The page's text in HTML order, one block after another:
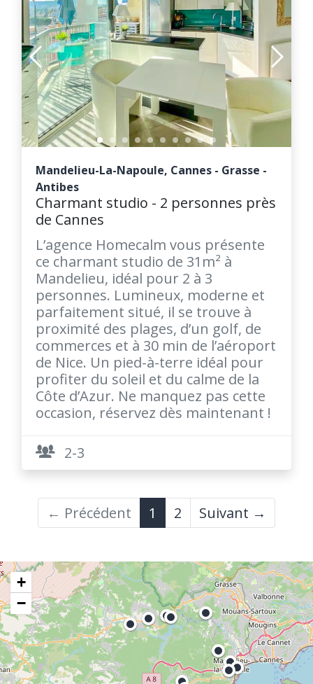
Mandelieu-La-Napoule, Cannes - Grasse -
Antibes
Charmant studio - 2 personnes près
de Cannes
L’agence Homecalm vous présente
ce charmant studio de 31m² à
Mandelieu, idéal pour 2 à 3
personnes. Lumineux, moderne et
parfaitement situé, il se trouve à
proximité des plages, d’un golf, de
commerces et à 30 min de l’aéroport
de Nice. Un pied-à-terre idéal pour
profiter du soleil et du calme de la
Côte d’Azur. Ne manquez pas cette
occasion, réservez dès maintenant !
2-3
← Précédent 1 2 Suivant →
+
−